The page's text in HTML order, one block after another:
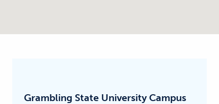
Grambling State University Campus